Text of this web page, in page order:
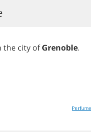
the city of Grenoble.